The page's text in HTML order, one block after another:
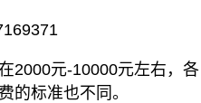
元-10000元左右，各
的标准也不同。